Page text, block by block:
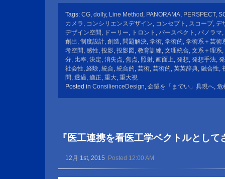
Tags: CG, dolly, Line Method , PANORAMA, PERSPECT,
カメラ , コンシリエンスデザイン, コンセプト , スコープ, デ
デザイン空間 , ドーリー, トロント , パースペクト , パノラマ,
創出 , 制度設計, 創造, 問題解決, 学術, 学術的, 学術系＋芸術
考空間 , 感性, 投影, 投影図 , 教育訓練, 文理統合, 文系＋理系,
分, 比率, 決定, 消失点, 焦点, 照射, 画面上, 発想, 発想手法,
社会性, 経験, 統合, 統合的, 芸術, 芸術的, 英英辞典, 融合性,
問, 透過, 適正, 重大, 重大視
Posted in ConsilienceDesign, 企望を「までい」具現へ, 危
『医工連携を看医工学ベクトルとして
12月 1st, 2015 Posted 12:00 AM